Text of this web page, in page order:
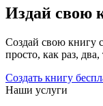
Издай свою
Создай свою книгу
просто, как раз, два,
Создать книгу
Наши услуги